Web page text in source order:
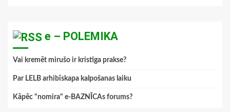
e – POLEMIKA
Vai kremēt mirušo ir kristīga prakse?
Par LELB arhibīskapa kalpošanas laiku
Kāpēc "nomira" e-BAZNĪCAs forums?